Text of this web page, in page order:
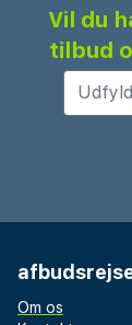
Vil du
tilbud
Om os